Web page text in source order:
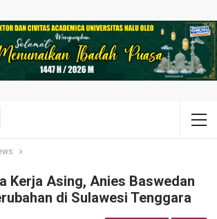
Kerja Asing, Anies Baswedan
di Sulawesi Tenggara